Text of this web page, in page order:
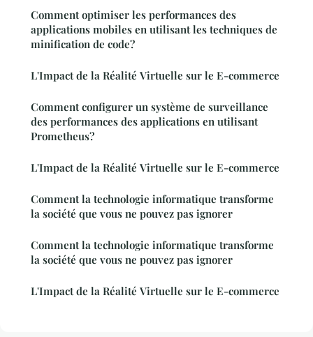
Comment optimiser les performances des
applications mobiles en utilisant les techniques de
minification de code?
L'Impact de la Réalité Virtuelle sur le E-commerce
Comment configurer un système de surveillance
des performances des applications en utilisant
Prometheus?
L'Impact de la Réalité Virtuelle sur le E-commerce
Comment la technologie informatique transforme
la société que vous ne pouvez pas ignorer
Comment la technologie informatique transforme
la société que vous ne pouvez pas ignorer
L'Impact de la Réalité Virtuelle sur le E-commerce